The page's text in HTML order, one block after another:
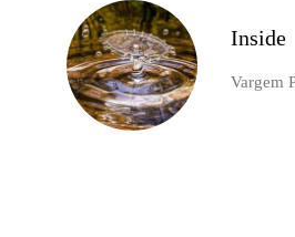
Inside
Vargem